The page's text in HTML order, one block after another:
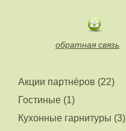
обратная связь
Акции партнёров (22)
Гостиные (1)
Кухонные гарнитуры (3)